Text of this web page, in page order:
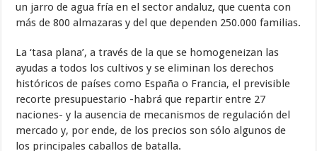
un jarro de agua fría en el sector andaluz, que cuenta con
más de 800 almazaras y del que dependen 250.000 familias.
La ‘tasa plana’, a través de la que se homogeneizan las
ayudas a todos los cultivos y se eliminan los derechos
históricos de países como España o Francia, el previsible
recorte presupuestario -habrá que repartir entre 27
naciones- y la ausencia de mecanismos de regulación del
mercado y, por ende, de los precios son sólo algunos de
los principales caballos de batalla.